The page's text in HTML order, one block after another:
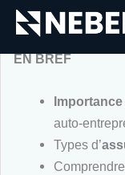
EN BREF
Importance
auto-
Types d’